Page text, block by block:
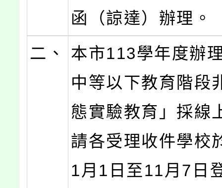
函（諒達）辦理。
二、
本市113學年度辦
中等以下教育階段
態實驗教育」採線
請各受理收件學校
1月1日至11月7日